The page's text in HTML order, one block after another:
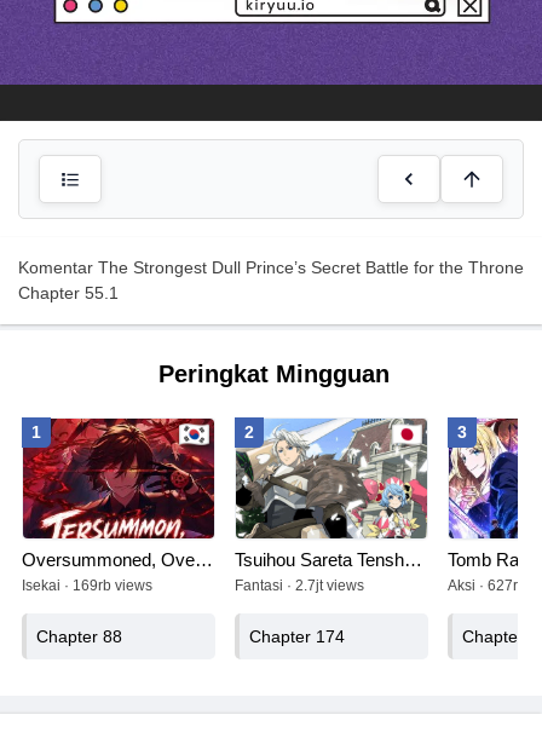
Komentar The Strongest Dull Prince’s Secret Battle for the Throne
Chapter 55.1
Peringkat Mingguan
1
Oversummoned, Overpowered, and Over It!
Isekai · 169rb views
Chapter 88
2
Tsuihou Sareta Tenshou Juu Kishi wa Game Chishiki de Musou Suru
Fantasi · 2.7jt views
Chapter 174
3
Tomb
Aksi · 627rb
Chapter